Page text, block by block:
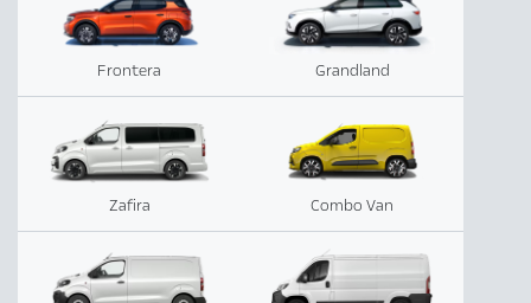
Frontera Grandland
Zafira Combo Van